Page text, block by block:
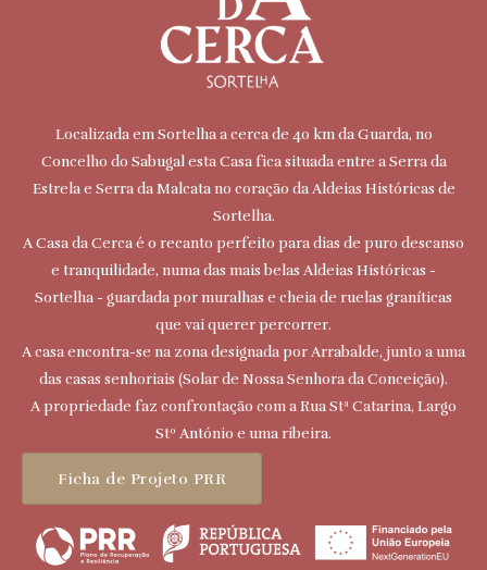
Localizada em Sortelha a cerca de 40 km da Guarda, no
Concelho do Sabugal esta Casa fica situada entre a Serra da
Estrela e Serra da Malcata no coração da Aldeias Históricas de
Sortelha.
A Casa da Cerca é o recanto perfeito para dias de puro descanso
e tranquilidade, numa das mais belas Aldeias Históricas -
Sortelha - guardada por muralhas e cheia de ruelas graníticas
que vai querer percorrer.
A casa encontra-se na zona designada por Arrabalde, junto a uma
das casas senhoriais (Solar de Nossa Senhora da Conceição).
A propriedade faz confrontação com a Rua Stª Catarina, Largo
Stº António e uma ribeira.
Ficha de Projeto PRR